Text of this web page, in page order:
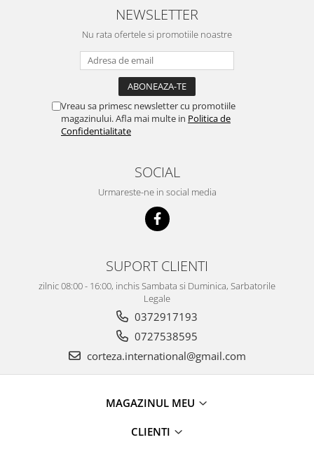
NEWSLETTER
Nu rata ofertele si promotiile noastre
Vreau sa primesc newsletter cu promotiile
magazinului. Afla mai multe in Politica de
Confidentialitate
SOCIAL
Urmareste-ne in social media
SUPORT CLIENTI
zilnic 08:00 - 16:00, inchis Sambata si Duminica, Sarbatorile
Legale
0372917193
0727538595
corteza.international@gmail.com
MAGAZINUL MEU
CLIENTI